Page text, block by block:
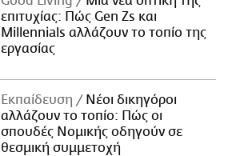
επιτυχίας: Πώς Gen Zs και
Millennials αλλάζουν το τοπίο της
εργασίας
Εκπαίδευση
Νέοι δικηγόροι
αλλάζουν το τοπίο: Πώς οι
σπουδές Νομικής οδηγούν σε
θεσμική συμμετοχή